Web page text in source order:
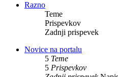
Razno
Teme
Prispevkov
Zadnji prispevek
Novice na portalu
5 Teme
5 Prispevkov